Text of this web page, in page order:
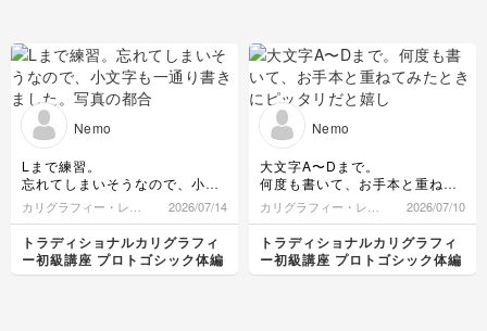
Nemo
Lまで練習。
忘れてしまいそうなので、小文
字も一通り書きました。
写真の都合で全体が入らないで
すね、難しい､､､
カリグラフィー・レタ
リング
2026/07/14
トラディショナルカリグラフィ
ー初級講座 プロトゴシック体編
Nemo
大文字A〜Dまで。
何度も書いて、お手本と重ねて
みたときにピッタリだと嬉し
い！
ペンの角度に逆らわないという
か、角度を維持して形を取ると
上手くいく感じがします。
カリグラフィー・レタ
リング
2026/07/10
トラディショナルカリグラフィ
ー初級講座 プロトゴシック体編